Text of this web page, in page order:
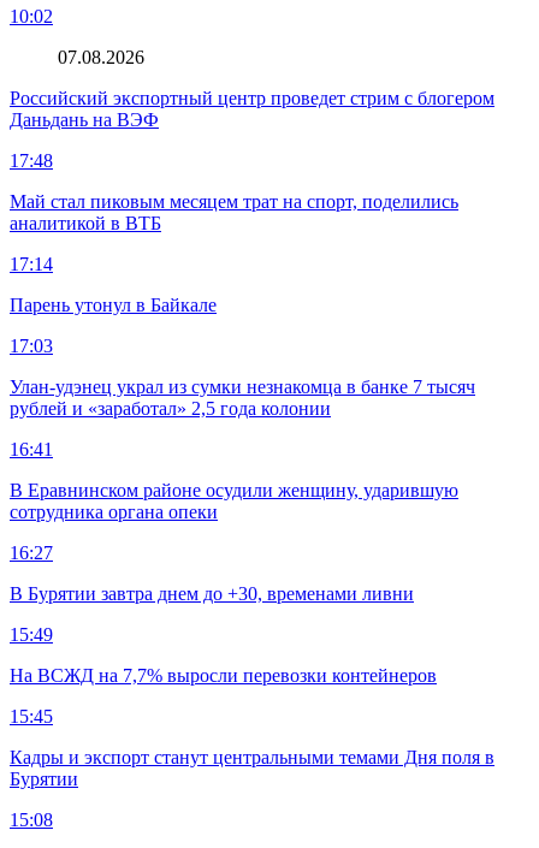
10:02
07.08.2026
Российский экспортный центр проведет стрим с блогером
Даньдань на ВЭФ
17:48
Май стал пиковым месяцем трат на спорт, поделились
аналитикой в ВТБ
17:14
Парень утонул в Байкале
17:03
Улан-удэнец украл из сумки незнакомца в банке 7 тысяч
рублей и «заработал» 2,5 года колонии
16:41
В Еравнинском районе осудили женщину, ударившую
сотрудника органа опеки
16:27
В Бурятии завтра днем до +30, временами ливни
15:49
На ВСЖД на 7,7% выросли перевозки контейнеров
15:45
Кадры и экспорт станут центральными темами Дня поля в
Бурятии
15:08